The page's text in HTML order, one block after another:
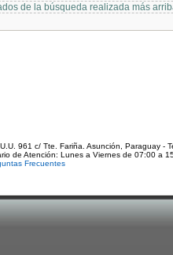
de la búsqueda realizada más
961 c/ Tte. Fariña. Asunción, Paraguay -
de Atención: Lunes a Viernes de 07:00 a
Frecuentes